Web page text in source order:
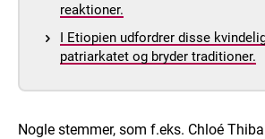
reaktioner.
I Etiopien udfordrer disse
patriarkatet og bryder traditioner.
Nogle stemmer, som f.eks. Chloé